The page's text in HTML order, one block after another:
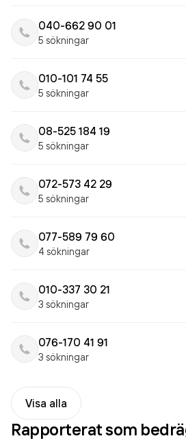
040-662 90 01
5 sökningar
010-101 74 55
5 sökningar
08-525 184 19
5 sökningar
072-573 42 29
5 sökningar
077-589 79 60
4 sökningar
010-337 30 21
3 sökningar
076-170 41 91
3 sökningar
Visa alla
Rapporterat som